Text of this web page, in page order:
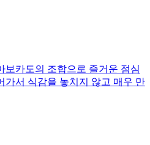
보카도의 조합으로 즐거운 점심
가서 식감을 놓치지 않고 매우 만